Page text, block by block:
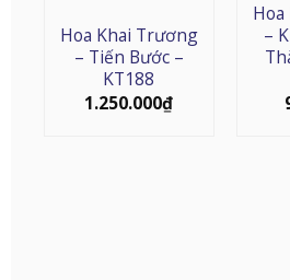
–
Hoa Khai Trương
– Tiến Bước –
KT188
1.250.000₫